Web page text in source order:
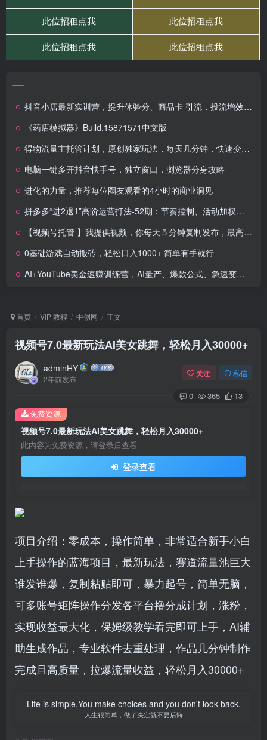
抖音小店最新实训营，提升体验分、商品卡 引流，投流增效，联盟引流秘籍
《药店模拟器》Build.15871571中文版
得物流量主托管计划，原创独家玩法，每天几分钟，快速变现，48小时即得收益
电脑一键多开抖音快手号，独立窗口，浏览器分身攻略
进化的力量，推荐每位圈友观看的4小时的商业洞见
拼多多“进2退1”高阶运营打法-52期：节奏控制、活动加权、赛马放大，低成本打爆链接
【视频号托管 】我提供视频，你每天５分钟复制发布，最高月入1W
0基础游戏自动搬砖，轻松日入1000+ 简单有手就行
AI+YouTube美金速赚训练营，AI量产、爆款公式、急速变现、独家视野，14天创收6000+美金
首页 VIP 教程 中创网 正文
视频号7.0最新玩法AI美女跳舞，轻松月入30000+
adminHY
2年前发布
关注 私信
0 365 13
视频号7.0最新玩法AI美女跳舞，轻松月入30000+
此内容为免费资源，请登录后查看
登录查看
免费资源
项目介绍：零成本，操作简单，非常适合新手小白
上手操作的蓝海项目，最新玩法，赛道流量池巨大
谁发谁爆，复制粘贴即可，暴力起号，简单无脑，
可多账号矩阵操作分发各平台撸分成计划，涨粉，
实现收益最大化，保姆级教学看完即可上手，AI辅
助生成作品，专业软件去重处理，作品几分钟制作
完成且高质量，拉爆流量收益，轻松月入30000+
Life is simple.You make choices and you don't look back.
人生很简单，做了决定就不要后悔